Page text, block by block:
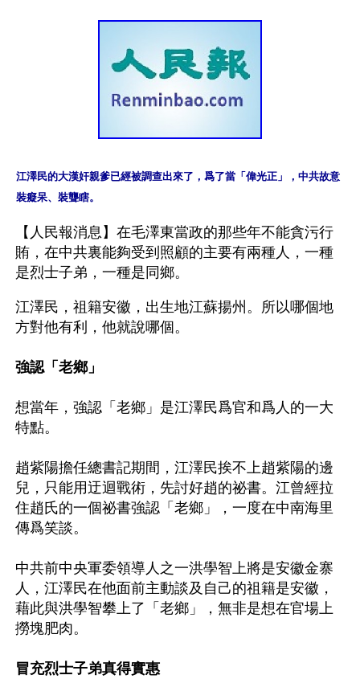
江澤民的大漢奸親爹已經被調查出來了，爲了當「偉光正」，中共故意
裝癡呆、裝聾瞎。
【人民報消息】在毛澤東當政的那些年不能貪污行
賄，在中共裏能夠受到照顧的主要有兩種人，一種
是烈士子弟，一種是同鄉。
江澤民，祖籍安徽，出生地江蘇揚州。所以哪個地
方對他有利，他就說哪個。
強認「老鄉」
想當年，強認「老鄉」是江澤民爲官和爲人的一大
特點。
趙紫陽擔任總書記期間，江澤民挨不上趙紫陽的邊
兒，只能用迂迴戰術，先討好趙的祕書。江曾經拉
住趙氏的一個祕書強認「老鄉」，一度在中南海里
傳爲笑談。
中共前中央軍委領導人之一洪學智上將是安徽金寨
人，江澤民在他面前主動談及自己的祖籍是安徽，
藉此與洪學智攀上了「老鄉」，無非是想在官場上
撈塊肥肉。
冒充烈士子弟真得實惠